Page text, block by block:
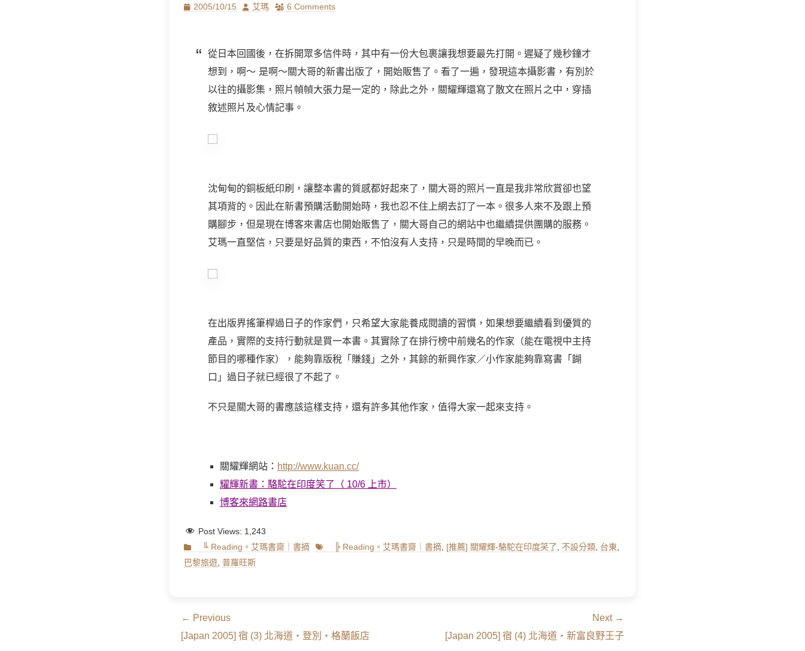
Posted
2005/10/15 Author
艾瑪 6 Comments
從日本回國後，在拆開眾多信件時，其中有一份大包裹讓我想要最先打開。遲疑了幾秒鐘才
想到，啊～ 是啊～關大哥的新書出版了，開始販售了。看了一遍，發現這本攝影書，有別於
以往的攝影集，照片幀幀大張力是一定的，除此之外，關耀輝還寫了散文在照片之中，穿插
敘述照片及心情記事。
沈甸甸的銅板紙印刷，讓整本書的質感都好起來了，關大哥的照片一直是我非常欣賞卻也望
其項背的。因此在新書預購活動開始時，我也忍不住上網去訂了一本。很多人來不及跟上預
購腳步，但是現在博客來書店也開始販售了，關大哥自己的網站中也繼續提供團購的服務。
艾瑪一直堅信，只要是好品質的東西，不怕沒有人支持，只是時間的早晚而已。
在出版界搖筆桿過日子的作家們，只希望大家能養成閱讀的習慣，如果想要繼續看到優質的
產品，實際的支持行動就是買一本書。其實除了在排行榜中前幾名的作家（能在電視中主持
節目的哪種作家），能夠靠版稅「賺錢」之外，其餘的新興作家／小作家能夠靠寫書「餬
口」過日子就已經很了不起了。
不只是關大哥的書應該這樣支持，還有許多其他作家，值得大家一起來支持。
關耀輝網站： http://www.kuan.cc/
耀輝新書：駱駝在印度笑了（ 10/6 上市）
博客來網路書店
Post Views: 1,243
Categories
╚ Reading。艾瑪書齋｜書摘 Tags ╠ Reading。艾瑪書齋｜書摘 [推薦] 關耀輝-駱駝在印度笑了 不設分類 台東
巴黎旅遊 普羅旺斯
文
章
← Previous
Previous
[Japan 2005] 宿 (3) 北海道‧登別‧格蘭飯店
Next →
[Japan 2005] 宿 (4) 北海道‧新富良野王子